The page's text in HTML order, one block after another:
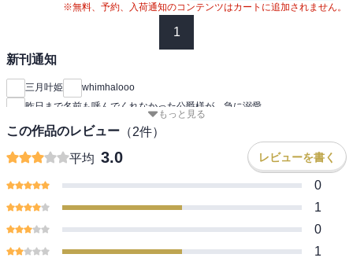
※無料、予約、入荷通知のコンテンツはカートに追加されません。
1
新刊通知
三月叶姫
whimhalooo
昨日まで名前も呼んでくれなかった公爵様が、急に溺愛
もっと見る
この作品のレビュー （2件）
平均 3.0 レビューを書く
0
1
0
1